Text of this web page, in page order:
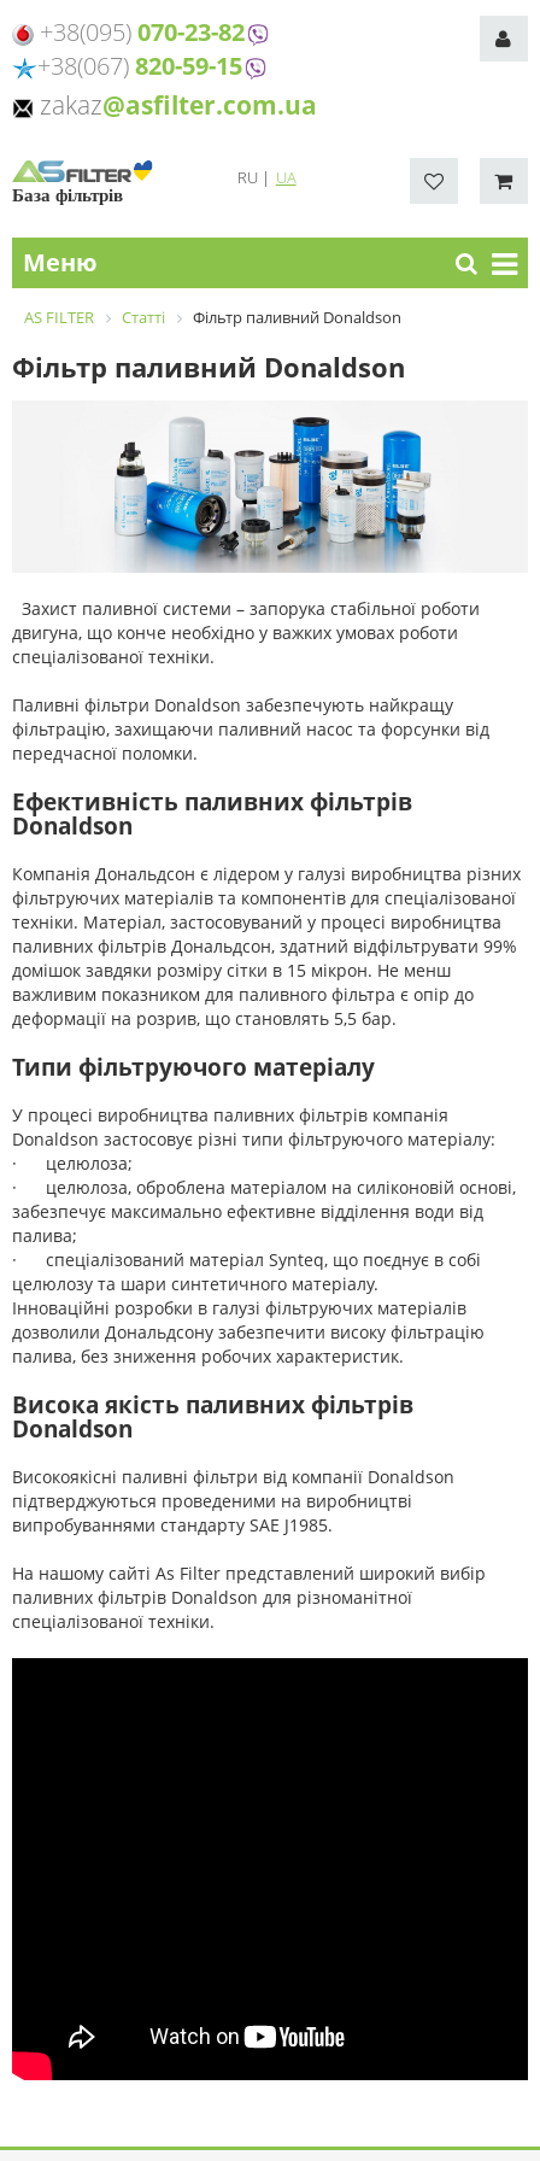
+38(095)070-23-82
+38(067)820-59-15
zakaz@asfilter.com.ua
База фільтрів
RU | UA
Меню
AS FILTER Статті Фільтр паливний Donaldson
Фільтр паливний Donaldson
Захист паливної системи – запорука стабільної роботи
двигуна, що конче необхідно у важких умовах роботи
спеціалізованої техніки.
Паливні фільтри Donaldson забезпечують найкращу
фільтрацію, захищаючи паливний насос та форсунки від
передчасної поломки.
Ефективність паливних фільтрів
Donaldson
Компанія Дональдсон є лідером у галузі виробництва різних
фільтруючих матеріалів та компонентів для спеціалізованої
техніки. Матеріал, застосовуваний у процесі виробництва
паливних фільтрів Дональдсон, здатний відфільтрувати 99%
домішок завдяки розміру сітки в 15 мікрон. Не менш
важливим показником для паливного фільтра є опір до
деформації на розрив, що становлять 5,5 бар.
Типи фільтруючого матеріалу
У процесі виробництва паливних фільтрів компанія
Donaldson застосовує різні типи фільтруючого матеріалу:
· целюлоза;
· целюлоза, оброблена матеріалом на силіконовій основі,
забезпечує максимально ефективне відділення води від
палива;
· спеціалізований матеріал Synteq, що поєднує в собі
целюлозу та шари синтетичного матеріалу.
Інноваційні розробки в галузі фільтруючих матеріалів
дозволили Дональдсону забезпечити високу фільтрацію
палива, без зниження робочих характеристик.
Висока якість паливних фільтрів
Donaldson
Високоякісні паливні фільтри від компанії Donaldson
підтверджуються проведеними на виробництві
випробуваннями стандарту SAE J1985.
На нашому сайті As Filter представлений широкий вибір
паливних фільтрів Donaldson для різноманітної
спеціалізованої техніки.